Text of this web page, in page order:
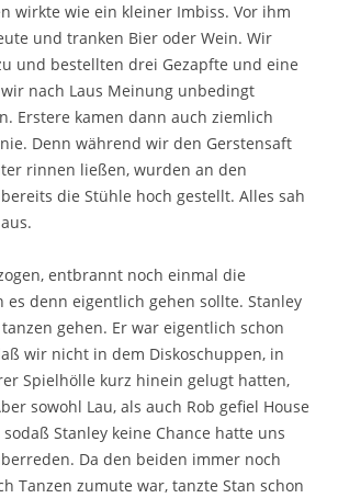
wirkte wie ein kleiner Imbiss. Vor ihm
und tranken Bier oder Wein. Wir
und bestellten drei Gezapfte und eine
nach Laus Meinung unbedingt
Erstere kamen dann auch ziemlich
Denn während wir den Gerstensaft
rinnen ließen, wurden an den
die Stühle hoch gestellt. Alles sah
entbrannt noch einmal die
es denn eigentlich gehen sollte. Stanley
gehen. Er war eigentlich schon
wir nicht in dem Diskoschuppen, in
Spielhölle kurz hinein gelugt hatten,
sowohl Lau, als auch Rob gefiel House
Stanley keine Chance hatte uns
Da den beiden immer noch
Tanzen zumute war, tanzte Stan schon